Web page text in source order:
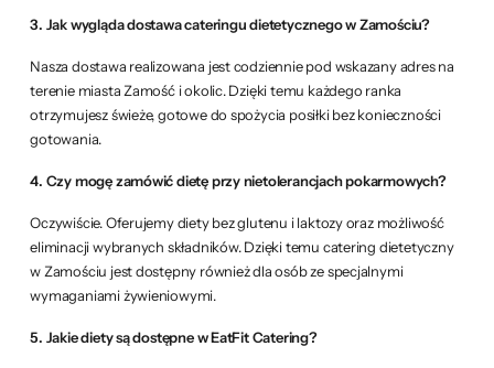
3. Jak wygląda dostawa cateringu dietetycznego w Zamościu?
Nasza dostawa realizowana jest codziennie pod wskazany adres na
terenie miasta Zamość i okolic. Dzięki temu każdego ranka
otrzymujesz świeże, gotowe do spożycia posiłki bez konieczności
gotowania.
4. Czy mogę zamówić dietę przy nietolerancjach pokarmowych?
Oczywiście. Oferujemy diety bez glutenu i laktozy oraz możliwość
eliminacji wybranych składników. Dzięki temu catering dietetyczny
w Zamościu jest dostępny również dla osób ze specjalnymi
wymaganiami żywieniowymi.
5. Jakie diety są dostępne w EatFit Catering?